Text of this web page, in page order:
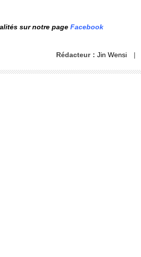
sur notre page Facebook
Rédacteur： Jin Wensi |